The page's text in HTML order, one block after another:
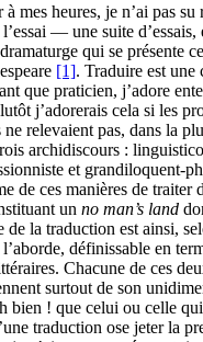
mes heures, je n’ai pas su
— une suite
qui se présente
[1]. Traduire est une
que praticien, j’adore
j’adorerais cela si les
relevaient pas, dans la
archidiscours :
et grandiloquent-
de ces manières de traiter
un no man’s land
de la traduction est ainsi,
définissable en
Chacune de ces
surtout de son
bien ! que celui ou celle
traduction ose jeter la